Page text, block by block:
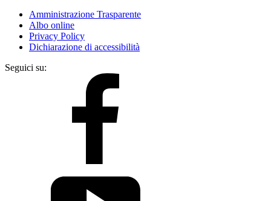
Amministrazione Trasparente
Albo online
Privacy Policy
Dichiarazione di accessibilità
Seguici su: